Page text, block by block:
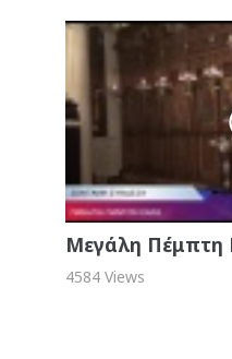
Μεγάλη Πέμπτη
4584 Views